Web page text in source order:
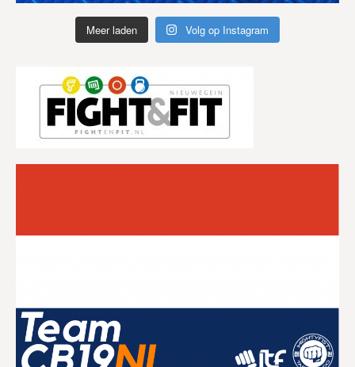
Meer laden Volg op Instagram